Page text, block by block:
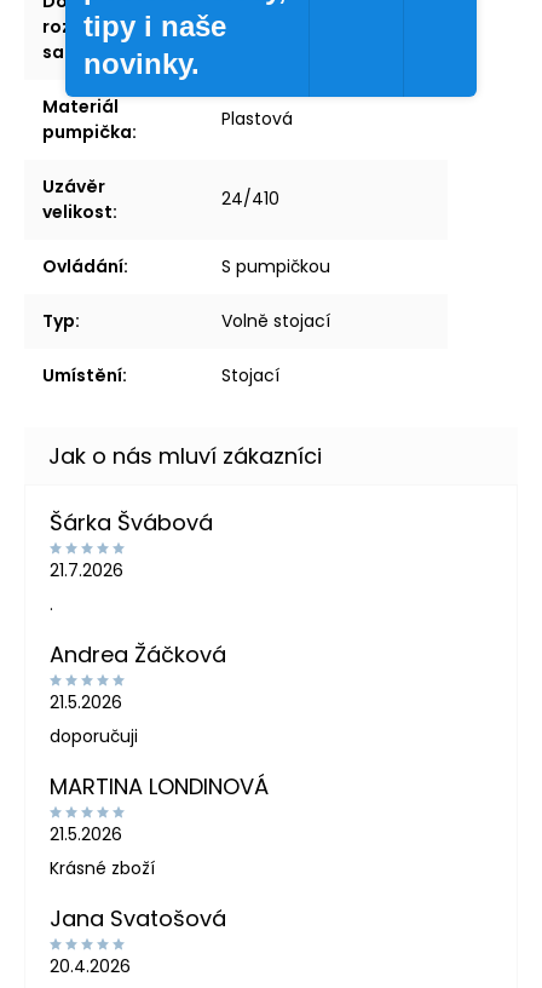
rozměry
samolepek
samolepek, Bok: Ø 5 cm,
Materiál
pumpička:
Plastová
Uzávěr
velikost:
24/410
Ovládání: S pumpičkou
Typ: Volně stojací
Umístění: Stojací
Šárka Švábová
21.7.2026
.
Andrea Žáčková
21.5.2026
doporučuji
MARTINA LONDINOVÁ
21.5.2026
Krásné zboží
Jana Svatošová
20.4.2026
tipy i naše
novinky.